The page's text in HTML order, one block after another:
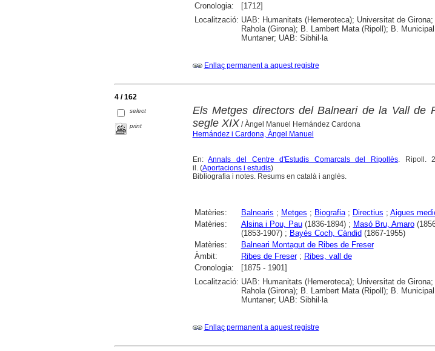
Cronologia:
[1712]
Localització: UAB: Humanitats (Hemeroteca); Universitat de
Rahola (Girona); B. Lambert Mata (Ripoll); B.
Muntaner; UAB: Sibhil·la
Enllaç permanent a aquest registre
4 / 162
select
print
Els Metges directors del Balneari de la Vall de
segle XIX / Àngel Manuel Hernández Cardona
Hernández i Cardona, Àngel Manuel
En:Annals del Centre d'Estudis Comarcals del Ripollès. Ripoll.
il. (Aportacions i estudis)
Bibliografia i notes. Resums en català i anglès.
Matèries: Balnearis ; Metges ; Biografia; Directius ; Aigues
Matèries:
Alsina i Pou, Pau(1836-1894) ; Masó Bru, Amaro
(1853-1907) ; Bayés Coch, Càndid (1867-1955)
Matèries:
Balneari Montagut de Ribes de Freser
Àmbit:
Ribes de Freser; Ribes, vall de
Cronologia:
[1875 - 1901]
Localització: UAB: Humanitats (Hemeroteca); Universitat de
Rahola (Girona); B. Lambert Mata (Ripoll); B.
Muntaner; UAB: Sibhil·la
Enllaç permanent a aquest registre